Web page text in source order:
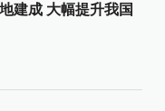
建成 大幅提升我国